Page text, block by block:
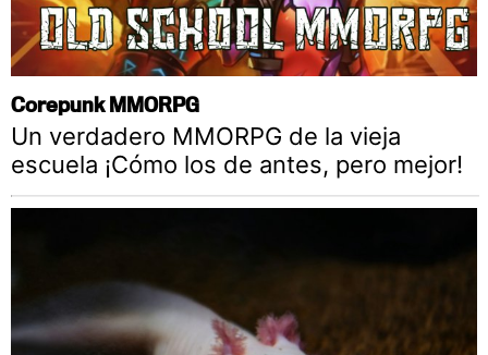
Corepunk MMORPG
Un verdadero MMORPG de la vieja
escuela ¡Cómo los de antes, pero mejor!